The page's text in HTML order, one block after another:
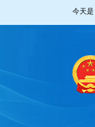
今天是